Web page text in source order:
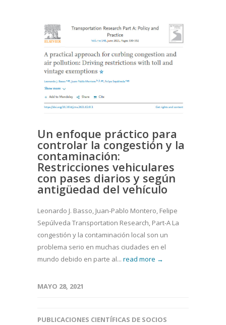
Un enfoque práctico para
controlar la congestión y la
contaminación:
Restricciones vehiculares
con pases diarios y según
antigüedad del vehículo
Leonardo J. Basso, Juan-Pablo Montero, Felipe
Sepúlveda Transportation Research, Part-A La
congestión y la contaminación local son un
problema serio en muchas ciudades en el
mundo debido en parte al... read more →
MAYO 28, 2021
PUBLICACIONES CIENTÍFICAS DE SOCIOS